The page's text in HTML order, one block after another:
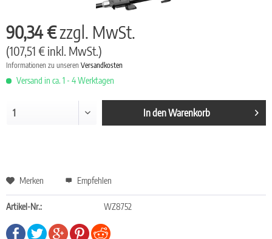
90,34 €zzgl. MwSt.
(107,51 € inkl. MwSt.)
Informationen zu unseren Versandkosten
Versand in ca. 1 - 4 Werktagen
In denWarenkorb
Merken Empfehlen
Artikel-Nr.: WZ8752